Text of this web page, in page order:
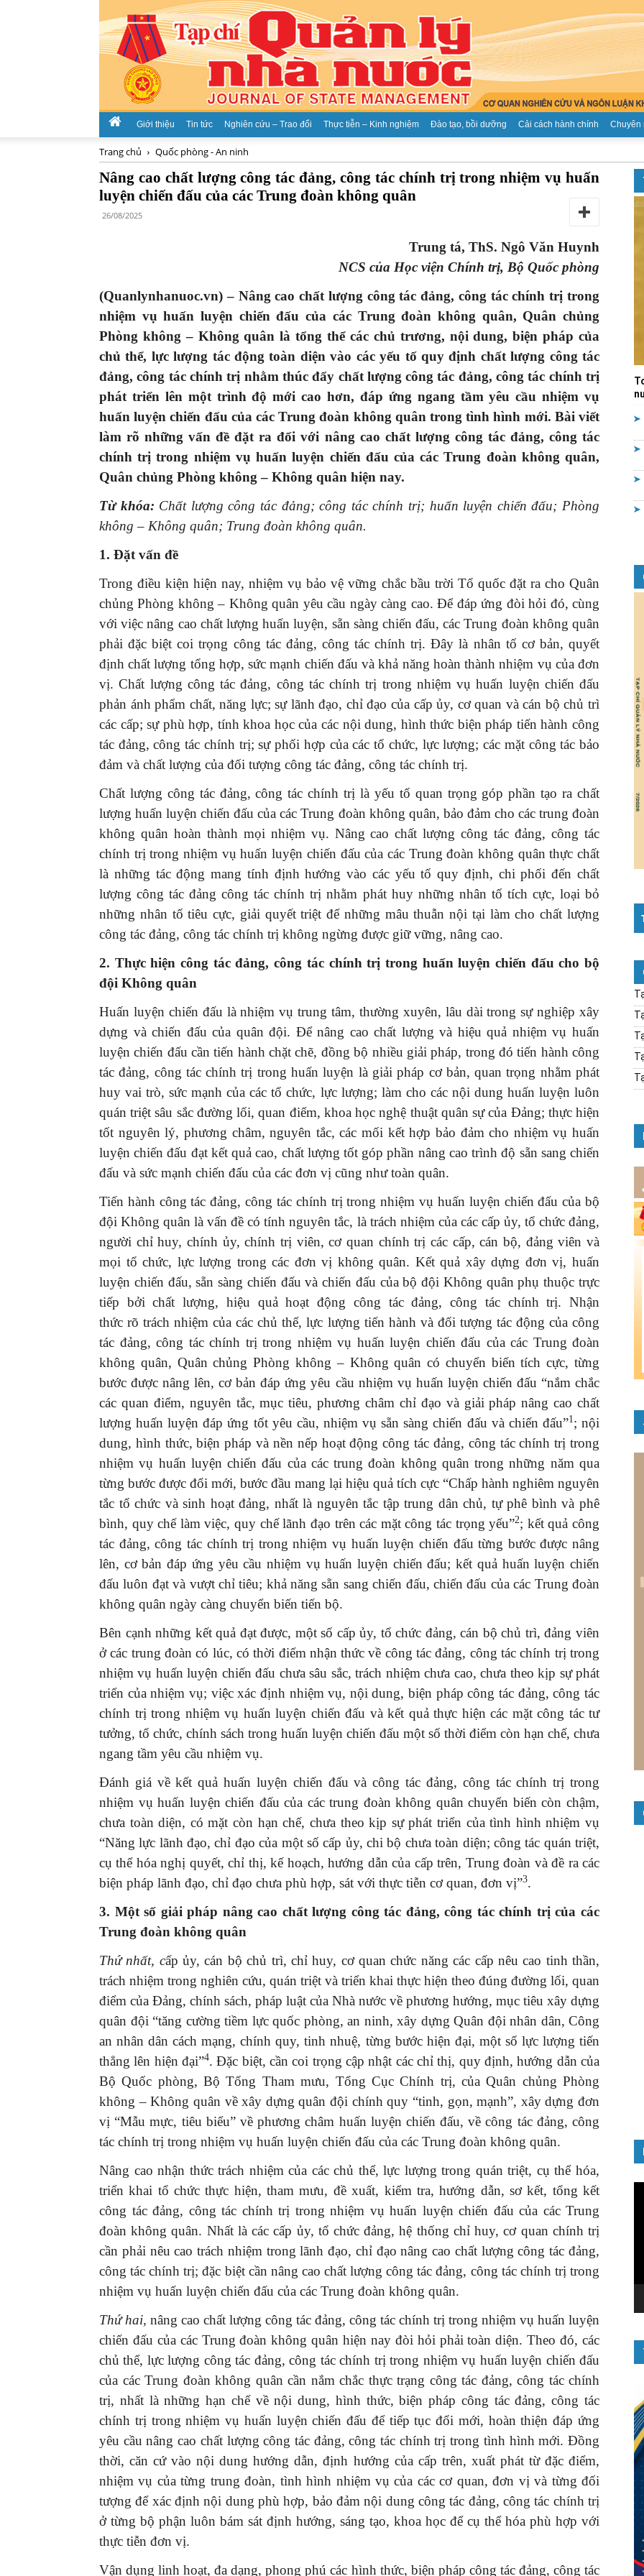
chí
Quản
lý
nước
Giới thiệu Tin tức Nghiên cứu – Trao đổi Thực tiễn – Kinh nghiệm Đào tạo, bồi dưỡng Cải cách hành chính Chuyên
Trang chủ Quốc phòng - An ninh
Nâng cao chất lượng công tác đảng, công tác chính trị trong nhiệm vụ huấn
luyện chiến đấu của các Trung đoàn không quân
26/08/2025
Trung tá, ThS. Ngô Văn Huynh
NCS của Học viện Chính trị, Bộ Quốc phòng
(Quanlynhanuoc.vn) – Nâng cao chất lượng công tác đảng, công tác chính trị trong
nhiệm vụ huấn luyện chiến đấu của các Trung đoàn không quân, Quân chủng
Phòng không – Không quânlà tổng thể cácchủ trương, nội dung, biện pháp của
chủ thể, lực lượng tác động toàn diện vào các yếu tố quy định chất lượng công tác
đảng, công tác chính trị nhằm thúc đẩy chất lượng công tác đảng, công tác chính trị
phát triển lên một trình độ mới cao hơn, đáp ứng ngang tầm yêu cầu nhiệm vụ
huấn luyện chiến đấu của các Trung đoàn không quân trong tình hình mới. Bài viết
làm rõ những vấn đề đặt ra đối với nâng cao chất lượng công tác đảng, công tác
chính trị trong nhiệm vụ huấn luyện chiến đấu của các Trung đoàn không quân,
Quân chủng Phòng không – Không quân hiện nay.
Từ khóa: Chất lượng công tác đảng; công tác chính trị; huấn luyện chiếnđấu; Phòng
không – Không quân; Trung đoàn không quân.
1. Đặt vấn đề
Trong điều kiện hiện nay, nhiệm vụ bảo vệ vững chắc bầu trời Tổ quốc đặt ra cho Quân
chủng Phòng không – Không quân yêu cầu ngày càng cao. Để đáp ứng đòi hỏi đó, cùng
với việc nâng cao chất lượng huấn luyện, sẵn sàng chiến đấu, các Trung đoàn không quân
phải đặc biệt coi trọng công tác đảng, công tác chính trị. Đây là nhân tố cơ bản, quyết
định chất lượng tổng hợp, sức mạnh chiến đấu và khả năng hoàn thành nhiệm vụ của đơn
vị. Chất lượng công tác đảng, công tác chính trị trong nhiệm vụ huấn luyện chiến đấu
phản ánh phẩm chất, năng lực; sự lãnh đạo, chỉ đạo của cấp ủy, cơ quan và cán bộ chủ trì
các cấp; sự phù hợp, tính khoa học của các nội dung, hình thức biện pháp tiến hành công
tác đảng, công tác chính trị; sự phối hợp của các tổ chức, lực lượng; các mặt công tác bảo
đảm và chất lượng của đối tượng công tác đảng, công tác chính trị.
Chất lượng công tác đảng, công tác chính trị là yếu tố quan trọng góp phần tạo ra chất
lượng huấn luyện chiến đấu của các Trung đoàn không quân, bảo đảm cho các trung đoàn
không quân hoàn thành mọi nhiệm vụ. Nâng cao chất lượng công tác đảng, công tác
chính trị trong nhiệm vụ huấn luyện chiến đấu của các Trung đoàn không quân thực chất
là những tác động mang tính định hướng vào các yếu tố quy định, chi phối đến chất
lượng công tác đảng công tác chính trị nhằm phát huy những nhân tố tích cực, loại bỏ
những nhân tố tiêu cực, giải quyết triệt để những mâu thuẫn nội tại làm cho chất lượng
công tác đảng, công tác chính trị không ngừng được giữ vững, nâng cao.
2. Thực hiện công tác đảng, công tác chính trị trong huấn luyện chiến đấu cho bộ
đội Không quân
Huấn luyện chiến đấu là nhiệm vụ trung tâm, thường xuyên, lâu dài trong sự nghiệp xây
dựng và chiến đấu của quân đội. Để nâng cao chất lượng và hiệu quả nhiệm vụ huấn
luyện chiến đấu cần tiến hành chặt chẽ, đồng bộ nhiều giải pháp, trong đó tiến hành công
tác đảng, công tác chính trị trong huấn luyện là giải pháp cơ bản, quan trọng nhằm phát
huy vai trò, sức mạnh của các tổ chức, lực lượng; làm cho các nội dung huấn luyện luôn
quán triệt sâu sắc đường lối, quan điểm, khoa học nghệ thuật quân sự của Đảng; thực hiện
tốt nguyên lý, phương châm, nguyên tắc, các mối kết hợp bảo đảm cho nhiệm vụ huấn
luyện chiến đấu đạt kết quả cao, chất lượng tốt góp phần nâng cao trình độ sẵn sang chiến
đấu và sức mạnh chiến đấu của các đơn vị cũng như toàn quân.
Tiến hành công tác đảng, công tác chính trị trong nhiệm vụ huấn luyện chiến đấu của bộ
đội Không quân là vấn đề có tính nguyên tắc, là trách nhiệm của các cấp ủy, tổ chức đảng,
người chỉ huy, chính ủy, chính trị viên, cơ quan chính trị các cấp, cán bộ, đảng viên và
mọi tổ chức, lực lượng trong các đơn vị không quân. Kết quả xây dựng đơn vị, huấn
luyện chiến đấu, sẵn sàng chiến đấu và chiến đấu của bộ đội Không quân phụ thuộc trực
tiếp bởi chất lượng, hiệu quả hoạt động công tác đảng, công tác chính trị. Nhận
thức rõ trách nhiệm của các chủ thể, lực lượng tiến hành và đối tượng tác động của công
tác đảng, công tác chính trị trong nhiệm vụ huấn luyện chiến đấu của các Trung đoàn
không quân, Quân chủng Phòng không – Không quân có chuyển biến tích cực, từng
bước được nâng lên, cơ bản đáp ứng yêu cầu nhiệm vụ huấn luyện chiến đấu “nắm chắc
các quan điểm, nguyên tắc, mục tiêu, phương châm chỉ đạo và giải pháp nâng cao chất
lượng huấn luyện đáp ứng tốt yêu cầu, nhiệm vụ sẵn sàng chiến đấu và chiến đấu”1; nội
dung, hình thức, biện pháp và nền nếp hoạt động công tác đảng, công tác chính trị trong
nhiệm vụ huấn luyện chiến đấu của các trung đoàn không quân trong những năm qua
từng bước được đổi mới, bước đầu mang lại hiệu quả tích cực “Chấp hành nghiêm nguyên
tắc tổ chức và sinh hoạt đảng, nhất là nguyên tắc tập trung dân chủ, tự phê bình và phê
bình, quy chế làm việc, quy chế lãnh đạo trên các mặt công tác trọng yếu”2; kết quả công
tác đảng, công tác chính trị trong nhiệm vụ huấn luyện chiến đấu từng bước được nâng
lên, cơ bản đáp ứng yêu cầu nhiệm vụ huấn luyện chiến đấu; kết quả huấn luyện chiến
đấu luôn đạt và vượt chỉ tiêu; khả năng sẵn sang chiến đấu, chiến đấu của các Trung đoàn
không quân ngày càng chuyển biến tiến bộ.
Bên cạnh những kết quả đạt được, một số cấp ủy, tổ chức đảng, cán bộ chủ trì, đảng viên
ở các trung đoàn có lúc, có thời điểm nhận thức về công tác đảng, công tác chính trị trong
nhiệm vụ huấn luyện chiến đấu chưa sâu sắc, trách nhiệm chưa cao, chưa theo kịp sự phát
triển của nhiệm vụ; việc xác định nhiệm vụ, nội dung, biện pháp công tác đảng, công tác
chính trị trong nhiệm vụ huấn luyện chiến đấu và kết quả thực hiện các mặt công tác tư
tưởng, tổ chức, chính sách trong huấn luyện chiến đấu một số thời điểm còn hạn chế, chưa
ngang tầm yêu cầu nhiệm vụ.
Đánh giá về kết quả huấn luyện chiến đấu và công tác đảng, công tác chính trị trong
nhiệm vụ huấn luyện chiến đấu của các trung đoàn không quân chuyển biến còn chậm,
chưa toàn diện, có mặt còn hạn chế, chưa theo kịp sự phát triển của tình hình nhiệm vụ
“Năng lực lãnh đạo, chỉ đạo của một số cấp ủy, chi bộ chưa toàn diện; công tác quán triệt,
cụ thể hóa nghị quyết, chỉ thị, kế hoạch, hướng dẫn của cấp trên, Trung đoàn và đề ra các
biện pháp lãnh đạo, chỉ đạo chưa phù hợp, sát với thực tiễn cơ quan, đơn vị”3.
3. Một số giải pháp nâng cao chất lượng công tác đảng, công tác chính trị của các
Trung đoàn không quân
Thứ nhất, cấp ủy, cán bộ chủ trì, chỉ huy, cơ quan chức năng các cấp nêu cao tinh thần,
trách nhiệm trong nghiên cứu, quán triệt và triển khai thực hiện theo đúng đường lối, quan
điểm của Đảng, chính sách, pháp luật của Nhà nước về phương hướng, mục tiêu xây dựng
quân đội “tăng cường tiềm lực quốc phòng, an ninh, xây dựng Quân đội nhân dân, Công
an nhân dân cách mạng, chính quy, tinh nhuệ, từng bước hiện đại, một số lực lượng tiến
thẳng lên hiện đại”4. Đặc biệt, cần coi trọng cập nhật các chỉ thị, quy định, hướng dẫn của
Bộ Quốc phòng, Bộ Tổng Tham mưu, Tổng Cục Chính trị, của Quân chủng Phòng
không – Không quân về xây dựng quân đội chính quy “tinh, gọn, mạnh”, xây dựng đơn
vị “Mẫu mực, tiêu biểu” về phương châm huấn luyện chiến đấu, về công tác đảng, công
tác chính trị trong nhiệm vụ huấn luyện chiến đấu của các Trung đoàn không quân.
Nâng cao nhận thức trách nhiệm của các chủ thể, lực lượng trong quán triệt, cụ thể hóa,
triển khai tổ chức thực hiện, tham mưu, đề xuất, kiểm tra, hướng dẫn, sơ kết, tổng kết
công tác đảng, công tác chính trị trong nhiệm vụ huấn luyện chiến đấu của các Trung
đoàn không quân. Nhất là các cấp ủy, tổ chức đảng, hệ thống chỉ huy, cơ quan chính trị
cần phải nêu cao trách nhiệm trong lãnh đạo, chỉ đạo nâng cao chất lượng công tác đảng,
công tác chính trị; đặc biệt cần nâng cao chất lượng công tác đảng, công tác chính trị trong
nhiệm vụ huấn luyện chiến đấu của các Trung đoàn không quân.
Thứ hai, nâng cao chất lượng công tác đảng, công tác chính trị trong nhiệm vụ huấn luyện
chiến đấu của các Trung đoàn không quân hiện nay đòi hỏi phải toàn diện. Theo đó, các
chủ thể, lực lượng công tác đảng, công tác chính trị trong nhiệm vụ huấn luyện chiến đấu
của các Trung đoàn không quân cần nắm chắc thực trạng công tác đảng, công tác chính
trị, nhất là những hạn chế về nội dung, hình thức, biện pháp công tác đảng, công tác
chính trị trong nhiệm vụ huấn luyện chiến đấu để tiếp tục đổi mới, hoàn thiện đáp ứng
yêu cầu nâng cao chất lượng công tác đảng, công tác chính trị trong tình hình mới. Đồng
thời, căn cứ vào nội dung hướng dẫn, định hướng của cấp trên, xuất phát từ đặc điểm,
nhiệm vụ của từng trung đoàn, tình hình nhiệm vụ của các cơ quan, đơn vị và từng đối
tượng để xác định nội dung phù hợp, bảo đảm nội dung công tác đảng, công tác chính trị
ở từng bộ phận luôn bám sát định hướng, sáng tạo, khoa học để cụ thể hóa phù hợp với
thực tiễn đơn vị.
Vận dụng linh hoạt, đa dạng, phong phú các hình thức, biện pháp công tác đảng, công tác
GIỚI THIỆU SÁCH
Ra mắt ba cuốn sách ảnh chào
mừng Đại hội XIV của Đảng
16/01/2026
GIỚI THIỆU SÁCH
Quản trị nhân tài – Từ lý thuyết
đến thực tiễn
08/12/2025